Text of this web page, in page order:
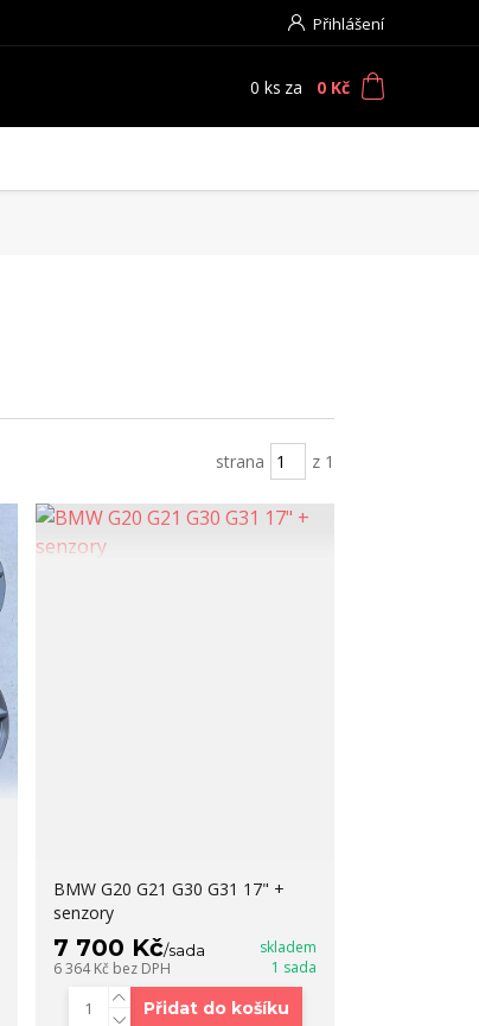
Přihlášení
0 ks za 0 Kč
strana z 1
BMW G20 G21 G30 G31 17" +
senzory
7 700 Kč/sada
6 364 Kč bez DPH
skladem
1 sada
Přidat do košíku